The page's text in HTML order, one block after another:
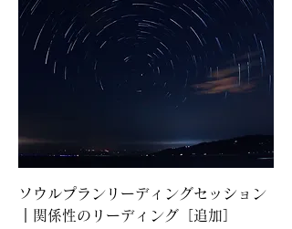
ソウルプランリーディングセッション
｜関係性のリーディング［追加］